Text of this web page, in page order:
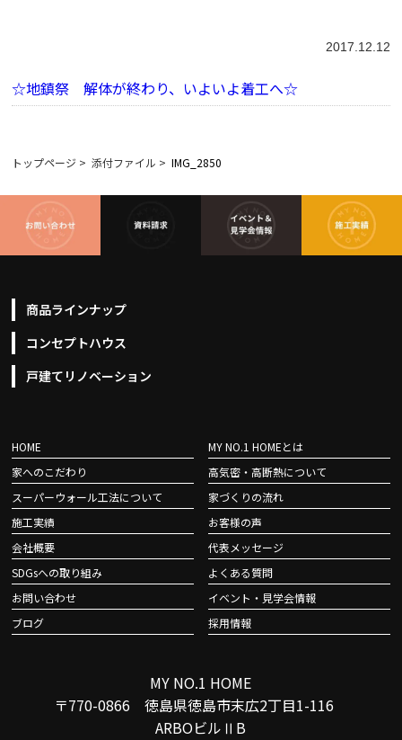
2017.12.12
☆地鎮祭 解体が終わり、いよいよ着工へ☆
トップページ > 添付ファイル > IMG_2850
商品ラインナップ
コンセプトハウス
戸建てリノベーション
HOME
MY NO.1 HOMEとは
家へのこだわり
高気密・高断熱について
スーパーウォール工法について
家づくりの流れ
施工実績
お客様の声
会社概要
代表メッセージ
SDGsへの取り組み
よくある質問
お問い合わせ
イベント・見学会情報
ブログ
採用情報
MY NO.1 HOME
〒770-0866 徳島県徳島市末広2丁目1-116
ARBOビルⅡB